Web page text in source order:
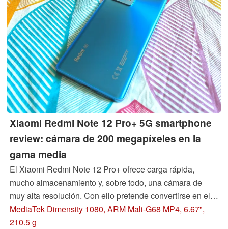
Xiaomi Redmi Note 12 Pro+ 5G smartphone
review: cámara de 200 megapíxeles en la
gama media
El Xiaomi Redmi Note 12 Pro+ ofrece carga rápida,
mucho almacenamiento y, sobre todo, una cámara de
muy alta resolución. Con ello pretende convertirse en el
rey de la gama media. En nuestro análisis analizamos si
Xiaomi ha tenido éxito y si el importante sobreprecio en
MediaTek Dimensity 1080, ARM Mali-G68 MP4, 6.67",
210.5 g